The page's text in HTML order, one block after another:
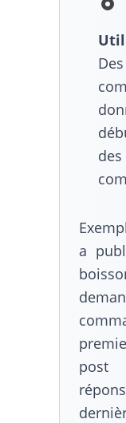
a
post